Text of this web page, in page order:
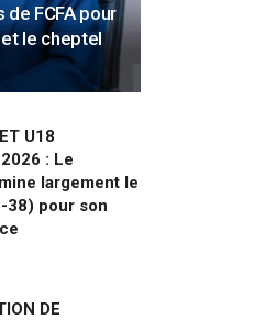
FCFA pour
le cheptel
U18
: Le
largement le
38) pour son
DE